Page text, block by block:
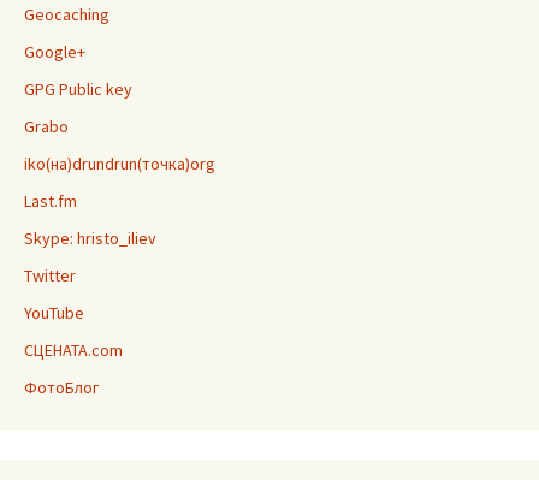
Geocaching
Google+
GPG Public key
Grabo
iko(на)drundrun(точка)org
Last.fm
Skype: hristo_iliev
Twitter
YouTube
СЦЕНАТА.com
ФотоБлог